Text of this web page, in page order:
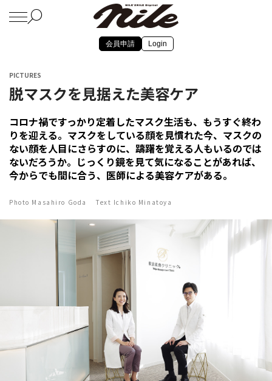
会員申請 Login
PICTURES
脱マスクを見据えた美容ケア
コロナ禍ですっかり定着したマスク生活も、もうすぐ終わ
りを迎える。マスクをしている顔を見慣れた今、マスクの
ない顔を人目にさらすのに、躊躇を覚える人もいるのでは
ないだろうか。じっくり鏡を見て気になることがあれば、
今からでも間に合う、医師による美容ケアがある。
Photo Masahiro Goda Text Ichiko Minatoya